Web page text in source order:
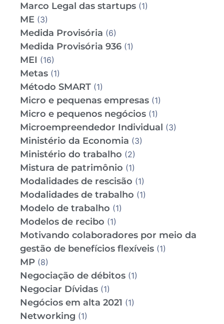
Marco Legal das startups (1)
ME (3)
Medida Provisória (6)
Medida Provisória 936 (1)
MEI (16)
Metas (1)
Método SMART (1)
Micro e pequenas empresas (1)
Micro e pequenos negócios (1)
Microempreendedor Individual (3)
Ministério da Economia (3)
Ministério do trabalho (2)
Mistura de patrimônio (1)
Modalidades de rescisão (1)
Modalidades de trabalho (1)
Modelo de trabalho (1)
Modelos de recibo (1)
Motivando colaboradores por meio da
gestão de benefícios flexíveis (1)
MP (8)
Negociação de débitos (1)
Negociar Dívidas (1)
Negócios em alta 2021 (1)
Networking (1)